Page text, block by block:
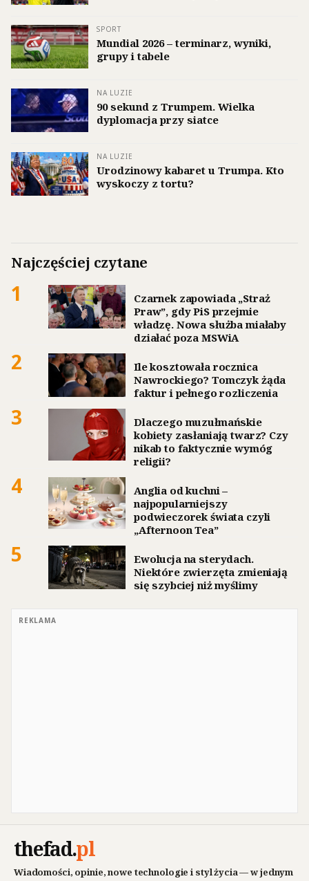
SPORT
Mundial 2026 – terminarz, wyniki,
grupy i tabele
NA LUZIE
90 sekund z Trumpem. Wielka
dyplomacja przy siatce
NA LUZIE
Urodzinowy kabaret u Trumpa. Kto
wyskoczy z tortu?
Najczęściej czytane
1
Czarnek zapowiada „Straż
Praw”, gdy PiS przejmie
władzę. Nowa służba miałaby
działać poza MSWiA
2
Ile kosztowała rocznica
Nawrockiego? Tomczyk żąda
faktur i pełnego rozliczenia
3
Dlaczego muzułmańskie
kobiety zasłaniają twarz? Czy
nikab to faktycznie wymóg
religii?
4
Anglia od kuchni –
najpopularniejszy
podwieczorek świata czyli
„Afternoon Tea”
5
Ewolucja na sterydach.
Niektóre zwierzęta zmieniają
się szybciej niż myślimy
REKLAMA
thefad.pl
Wiadomości, opinie, nowe technologie i styl życia — w jednym